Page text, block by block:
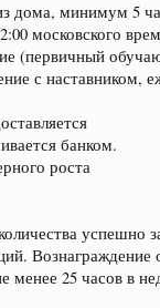
дома, минимум 5
московского
(первичный
с наставником,
банком.
роста
успешно
Вознаграждение
менее 25 часов в